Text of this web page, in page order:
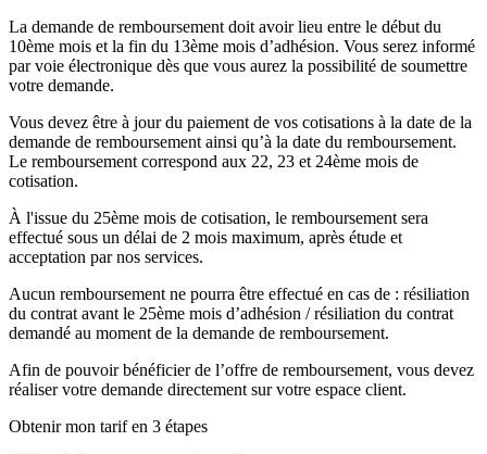
La demande de remboursement doit avoir lieu entre le début du
10ème mois et la fin du 13ème mois d’adhésion. Vous serez informé
par voie électronique dès que vous aurez la possibilité de soumettre
votre demande.
Vous devez être à jour du paiement de vos cotisations à la date de la
demande de remboursement ainsi qu’à la date du remboursement.
Le remboursement correspond aux 22, 23 et 24ème mois de
cotisation.
À l'issue du 25ème mois de cotisation, le remboursement sera
effectué sous un délai de 2 mois maximum, après étude et
acceptation par nos services.
Aucun remboursement ne pourra être effectué en cas de : résiliation
du contrat avant le 25ème mois d’adhésion / résiliation du contrat
demandé au moment de la demande de remboursement.
Afin de pouvoir bénéficier de l’offre de remboursement, vous devez
réaliser votre demande directement sur votre espace client.
Obtenir mon tarif en 3 étapes